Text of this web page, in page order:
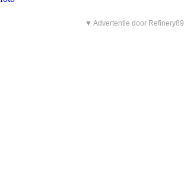
▼ Advertentie door Refinery89